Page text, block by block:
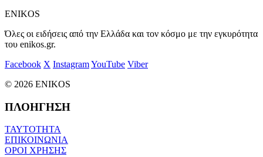
ENIKOS
Όλες οι ειδήσεις από την Ελλάδα και τον κόσμο με την εγκυρότητα
του enikos.gr.
Facebook X InstagramYouTube Viber
© 2026 ENIKOS
ΠΛΟΗΓΗΣΗ
ΤΑΥΤΟΤΗΤΑ
ΕΠΙΚΟΙΝΩΝΙΑ
ΟΡΟΙ ΧΡΗΣΗΣ